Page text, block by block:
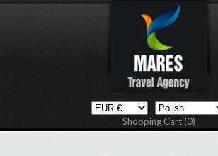
Shopping Cart (0)